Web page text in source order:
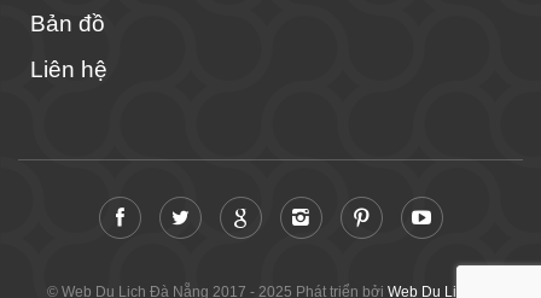
Bản đồ
Liên hệ
© Web Du Lịch Đà Nẵng 2017 - 2025 Phát triển bởi Web Du Lịch Đà